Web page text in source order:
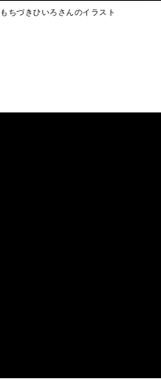
もちづきひいろさんのイラスト